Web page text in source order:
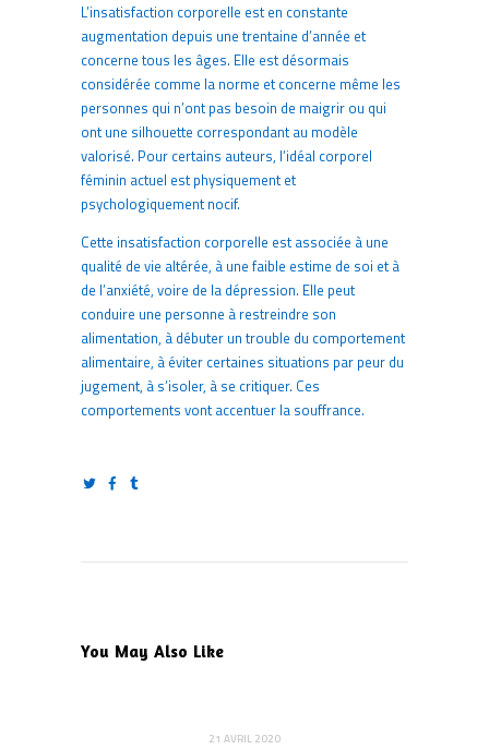
L’insatisfaction corporelle est en constante
augmentation depuis une trentaine d’année et
concerne tous les âges. Elle est désormais
considérée comme la norme et concerne même les
personnes qui n’ont pas besoin de maigrir ou qui
ont une silhouette correspondant au modèle
valorisé. Pour certains auteurs, l’idéal corporel
féminin actuel est physiquement et
psychologiquement nocif.
Cette insatisfaction corporelle est associée à une
qualité de vie altérée, à une faible estime de soi et à
de l’anxiété, voire de la dépression. Elle peut
conduire une personne à restreindre son
alimentation, à débuter un trouble du comportement
alimentaire, à éviter certaines situations par peur du
jugement, à s’isoler, à se critiquer. Ces
comportements vont accentuer la souffrance.
You May Also Like
21 AVRIL 2020